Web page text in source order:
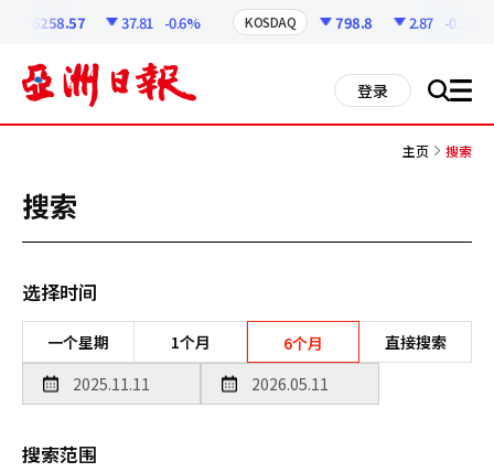
6258.57 37.81 -0.6% KOSDAQ 798.8 2.87 -0.36%
登录 搜 all
主页 搜索
搜索
选择时间
一个星期 1个月 6个月 直接搜索
搜索范围